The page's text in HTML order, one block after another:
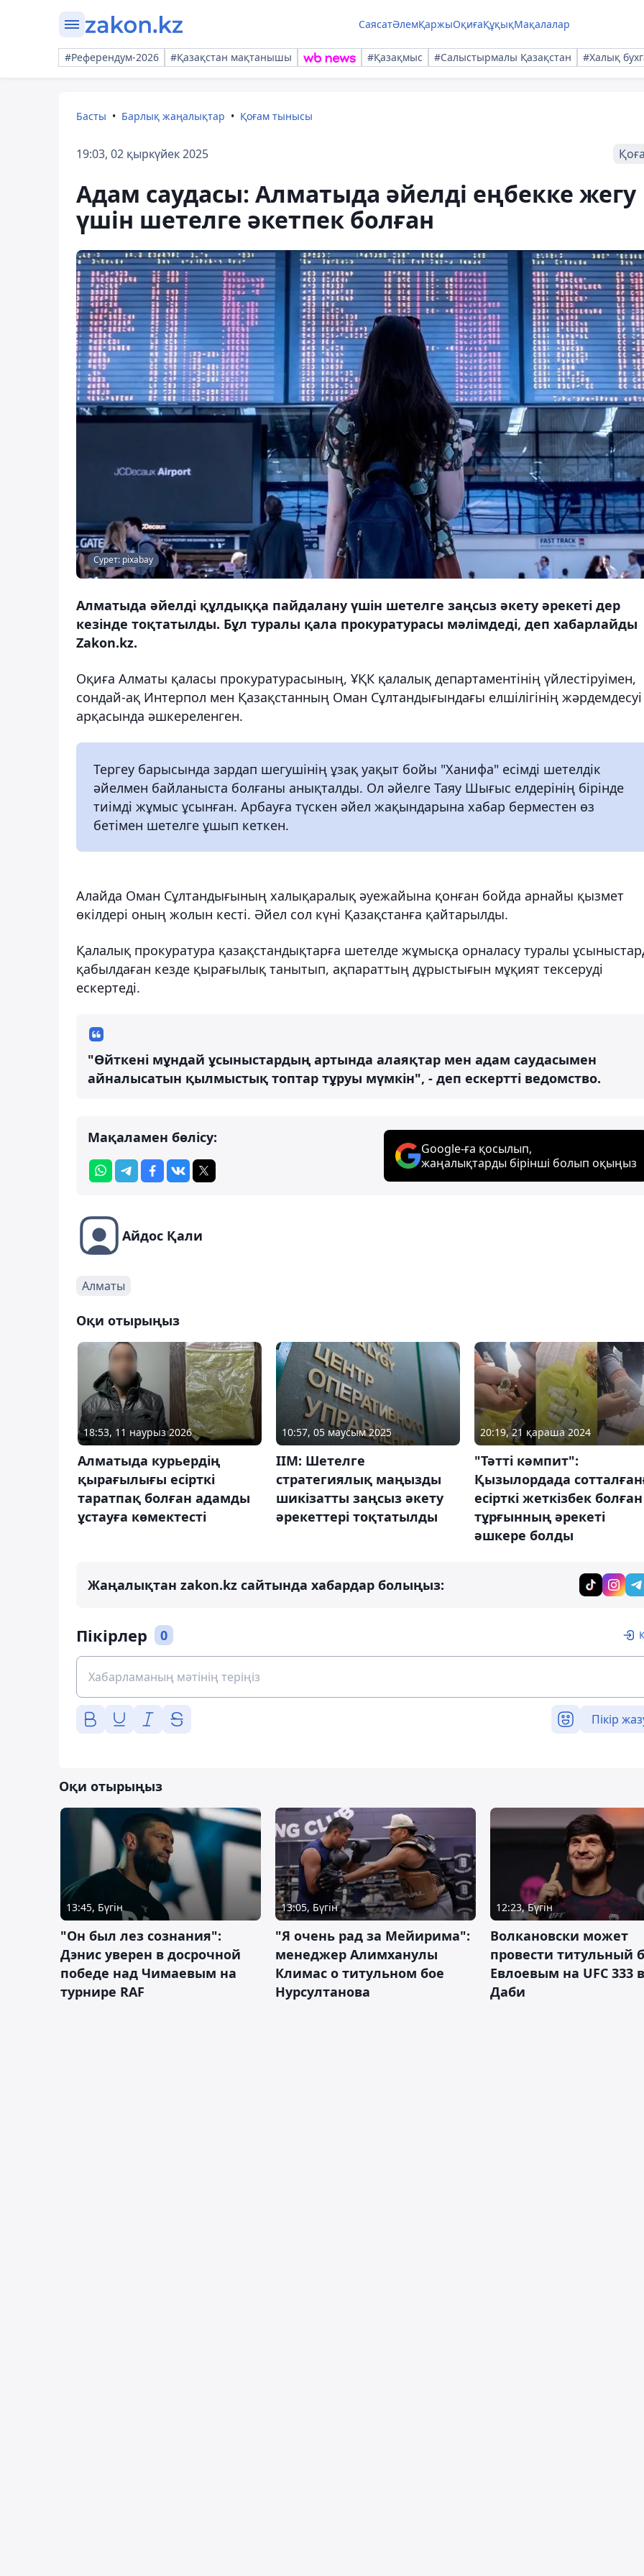
СаясатӘлемҚаржыОқиғаҚұқықМақалалар
#Референдум-2026 #Қазақстан мақтанышы #Қазақмыс #Салыстырмалы Қазақстан #Халық
Басты Барлық жаңалықтар Қоғам тынысы
19:03, 02 қыркүйек 2025
Адам саудасы: Алматыда әйелді еңбекке жегу
үшін шетелге әкетпек болған
Сурет: pixabay
Алматыда әйелді құлдыққа пайдалану үшін шетелге заңсыз әкету әрекеті дер
кезінде тоқтатылды. Бұл туралы қала прокуратурасы мәлімдеді, деп хабарлайды
Zakon.kz.
Оқиға Алматы қаласы прокуратурасының, ҰҚК қалалық департаментінің үйлестіруімен,
сондай-ақ Интерпол мен Қазақстанның Оман Сұлтандығындағы елшілігінің жәрдемдесуі
арқасында әшкереленген.
Тергеу барысында зардап шегушінің ұзақ уақыт бойы "Ханифа" есімді шетелдік
әйелмен байланыста болғаны анықталды. Ол әйелге Таяу Шығыс елдерінің бірінде
тиімді жұмыс ұсынған. Арбауға түскен әйел жақындарына хабар берместен өз
бетімен шетелге ұшып кеткен.
Алайда Оман Сұлтандығының халықаралық әуежайына қонған бойда арнайы қызмет
өкілдері оның жолын кесті. Әйел сол күні Қазақстанға қайтарылды.
Қалалық прокуратура қазақстандықтарға шетелде жұмысқа орналасу туралы
қабылдаған кезде қырағылық танытып, ақпараттың дұрыстығын мұқият тексеруді
ескертеді.
"Өйткені мұндай ұсыныстардың артында алаяқтар мен адам саудасымен
айналысатын қылмыстық топтар тұруы мүмкін", - деп ескертті ведомство.
Мақаламен бөлісу:
Google-ға қосылып,
жаңалықтарды бірінші болып оқыңыз
Айдос Қали
Алматы
Оқи отырыңыз
18:53, 11 наурыз 2026
Алматыда курьердің
қырағылығы есірткі
таратпақ болған адамды
ұстауға көмектесті
10:57, 05 маусым 2025
ІІМ: Шетелге
стратегиялық маңызды
шикізатты заңсыз әкету
әрекеттері тоқтатылды
20:19, 21 қараша 2024
"Тәтті кәмпит":
Қызылордада
есірткі жеткізбек болған
тұрғынның әрекеті
әшкере болды
Жаңалықтан zakon.kz сайтында хабардар болыңыз:
Пікірлер 0
Пікір
Оқи отырыңыз
13:45, Бүгін
"Он был лез сознания":
Дэнис уверен в досрочной
победе над Чимаевым на
турнире RAF
13:05, Бүгін
"Я очень рад за Мейирима":
менеджер Алимханулы
Климас о титульном бое
Нурсултанова
12:23, Бүгін
Волкановски может
провести титульный
Евлоевым на UFC 333
Даби